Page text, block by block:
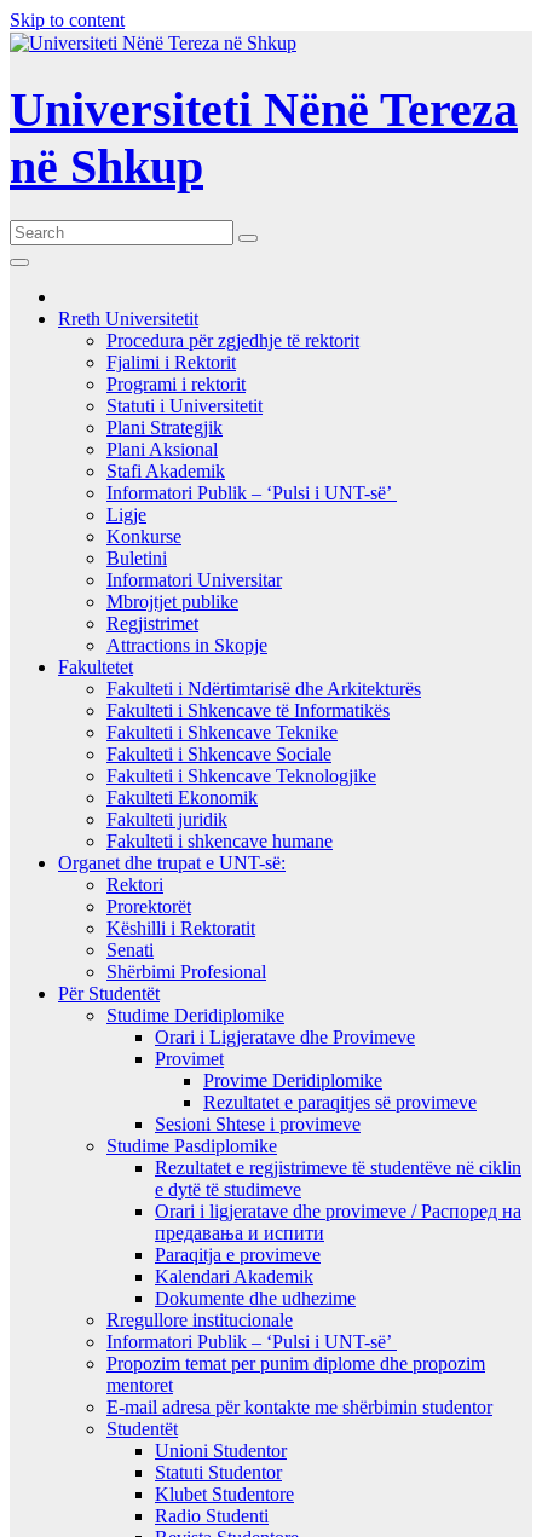
Skip to content
Universiteti Nënë Tereza
në Shkup
Rreth Universitetit
Procedura për zgjedhje të rektorit
Fjalimi i Rektorit
Programi i rektorit
Statuti i Universitetit
Plani Strategjik
Plani Aksional
Stafi Akademik
Informatori Publik – ‘Pulsi i UNT-së’
Ligje
Konkurse
Buletini
Informatori Universitar
Mbrojtjet publike
Regjistrimet
Attractions in Skopje
Fakultetet
Fakulteti i Ndërtimtarisë dhe Arkitekturës
Fakulteti i Shkencave të Informatikës
Fakulteti i Shkencave Teknike
Fakulteti i Shkencave Sociale
Fakulteti i Shkencave Teknologjike
Fakulteti Ekonomik
Fakulteti juridik
Fakulteti i shkencave humane
Organet dhe trupat e UNT-së:
Rektori
Prorektorët
Këshilli i Rektoratit
Senati
Shërbimi Profesional
Për Studentët
Studime Deridiplomike
Orari i Ligjeratave dhe Provimeve
Provimet
Provime Deridiplomike
Rezultatet e paraqitjes së provimeve
Sesioni Shtese i provimeve
Studime Pasdiplomike
Rezultatet e regjistrimeve të studentëve në ciklin
e dytë të studimeve
Orari i ligjeratave dhe provimeve / Распоред на
предавањa и испити
Paraqitja e provimeve
Kalendari Akademik
Dokumente dhe udhezime
Rregullore institucionale
Informatori Publik – ‘Pulsi i UNT-së’
Propozim temat per punim diplome dhe propozim
mentoret
E-mail adresa për kontakte me shërbimin studentor
Studentët
Unioni Studentor
Statuti Studentor
Klubet Studentore
Radio Studenti